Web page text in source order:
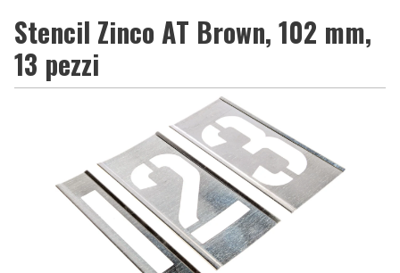
Stencil Zinco AT Brown, 102 mm,
13 pezzi